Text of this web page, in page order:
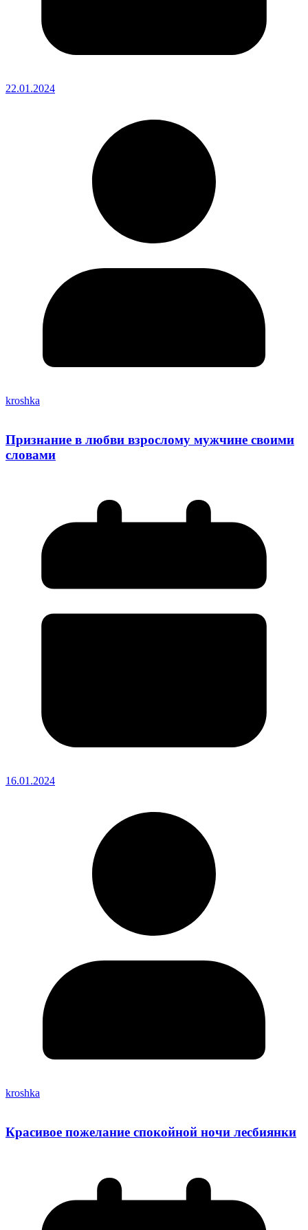
22.01.2024
kroshka
Признание в любви взрослому мужчине своими
словами
16.01.2024
kroshka
Красивое пожелание спокойной ночи лесбиянки